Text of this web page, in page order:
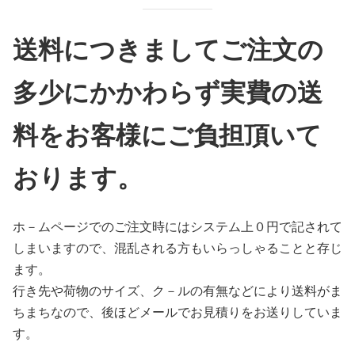
送料につきましてご注文の
多少にかかわらず実費の送
料をお客様にご負担頂いて
おります。
ホ－ムページでのご注文時にはシステム上０円で記されて
しまいますので、混乱される方もいらっしゃることと存じ
ます。
行き先や荷物のサイズ、ク－ルの有無などにより送料がま
ちまちなので、後ほどメールでお見積りをお送りしていま
す。